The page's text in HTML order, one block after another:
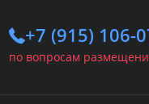
+7 (915) 106-
по вопросам